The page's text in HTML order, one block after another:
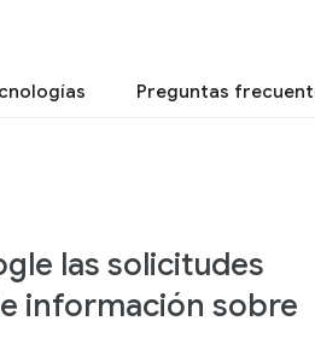
Preguntas
las solicitudes
información sobre